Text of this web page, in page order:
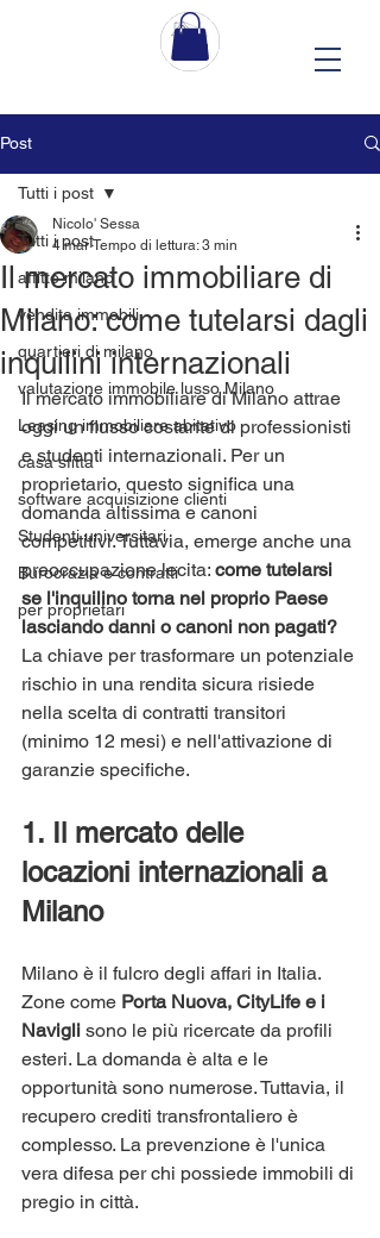
Post
Tutti i post
affitto milano
vendita immobili
quartieri di milano
valutazione immobile lusso Milano
Leasing immobiliare abitativo
casa sfitta
software acquisizione clienti
Studenti universitari
Burocrazia e contratti
per proprietari
Tutti i post
Il mercato immobiliare di
Milano: come tutelarsi dagli
inquilini internazionali
Nicolo' Sessa
4 mar Tempo di lettura: 3 min
Il mercato immobiliare di Milano attrae
oggi un flusso costante di professionisti
e studenti internazionali. Per un
proprietario, questo significa una
domanda altissima e canoni
competitivi. Tuttavia, emerge anche una
preoccupazione lecita: come tutelarsi
se l'inquilino torna nel proprio Paese
lasciando danni o canoni non pagati?
La chiave per trasformare un potenziale
rischio in una rendita sicura risiede
nella scelta di contratti transitori
(minimo 12 mesi) e nell'attivazione di
garanzie specifiche.
1. Il mercato delle
locazioni internazionali a
Milano
Milano è il fulcro degli affari in Italia.
Zone come Porta Nuova, CityLife e i
Navigli sono le più ricercate da profili
esteri. La domanda è alta e le
opportunità sono numerose. Tuttavia, il
recupero crediti transfrontaliero è
complesso. La prevenzione è l'unica
vera difesa per chi possiede immobili di
pregio in città.